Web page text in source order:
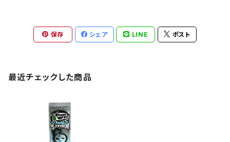
保存 シェア LINE ポスト
最近チェックした商品